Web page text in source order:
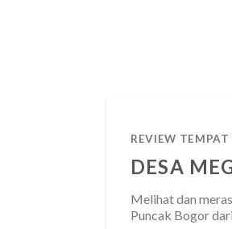
REVIEW TEMPAT
DESA
Melihat dan
Puncak Bogor